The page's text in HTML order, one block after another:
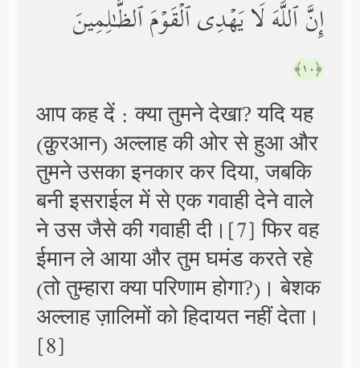
إِنَّ ٱللَّهَ لَا یَهۡدِی ٱلۡقَوۡمَ ٱلظَّـٰلِمِینَ
﴿١٠﴾
आप कह दें : क्या तुमने देखा? यदि यह
(क़ुरआन) अल्लाह की ओर से हुआ और
तुमने उसका इनकार कर दिया, जबकि
बनी इसराईल में से एक गवाही देने वाले
ने उस जैसे की गवाही दी।[7] फिर वह
ईमान ले आया और तुम घमंड करते रहे
(तो तुम्हारा क्या परिणाम होगा?)। बेशक
अल्लाह ज़ालिमों को हिदायत नहीं देता।
[8]